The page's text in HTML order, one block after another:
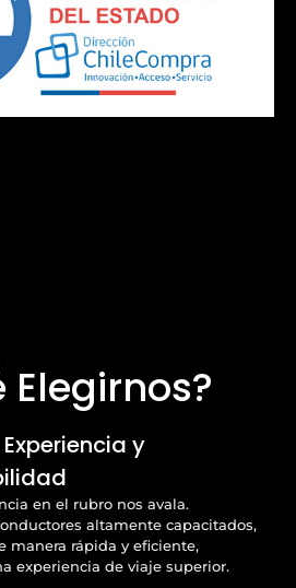
Elegirnos?
y
en el rubro nos avala.
altamente capacitados,
manera rápida y eficiente,
experiencia de viaje superior.